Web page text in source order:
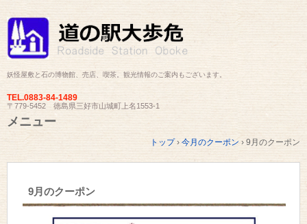
妖怪屋敷と石の博物館、売店、喫茶。観光情報のご案内もございます。
TEL.0883-84-1489
〒779-5452 徳島県三好市山城町上名1553-1
メニュー
トップ › 今月のクーポン › 9月のクーポン
9月のクーポン